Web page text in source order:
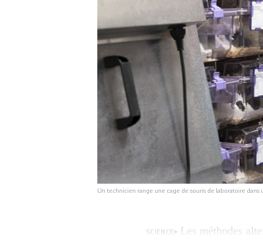
Un technicien range une cage de souris de laboratoire dans
SCIENCE
Les méthodes